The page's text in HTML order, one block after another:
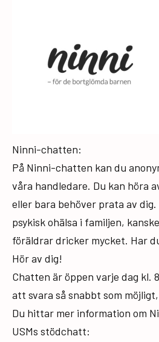
Ninni-chatten:
På Ninni-chatten kan du
våra handledare. Du kan höra
eller bara behöver prata av
psykisk ohälsa i familjen,
föräldrar dricker mycket. Har
Hör av dig!
Chatten är öppen varje dag kl.
att svara så snabbt som
Du hittar mer information om
USMs stödchatt: